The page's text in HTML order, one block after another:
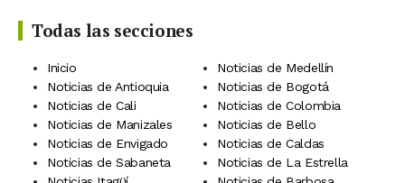
Todas las secciones
Inicio
Noticias de Medellín
Noticias de Antioquia
Noticias de Bogotá
Noticias de Cali
Noticias de Colombia
Noticias de Manizales
Noticias de Bello
Noticias de Envigado
Noticias de Caldas
Noticias de Sabaneta
Noticias de La Estrella